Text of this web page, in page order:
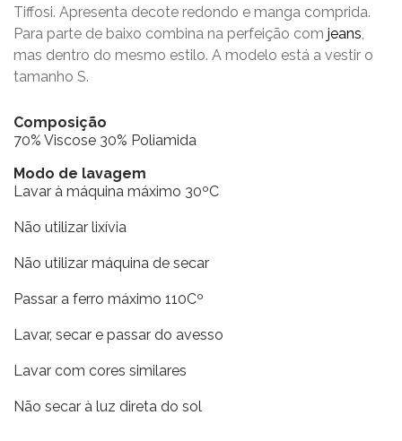
Tiffosi. Apresenta decote redondo e manga comprida.
Para parte de baixo combina na perfeição com jeans,
mas dentro do mesmo estilo. A modelo está a vestir o
tamanho S.
Composição
70% Viscose 30% Poliamida
Modo de lavagem
Lavar à máquina máximo 30ºC
Não utilizar lixívia
Não utilizar máquina de secar
Passar a ferro máximo 110Cº
Lavar, secar e passar do avesso
Lavar com cores similares
Não secar à luz direta do sol